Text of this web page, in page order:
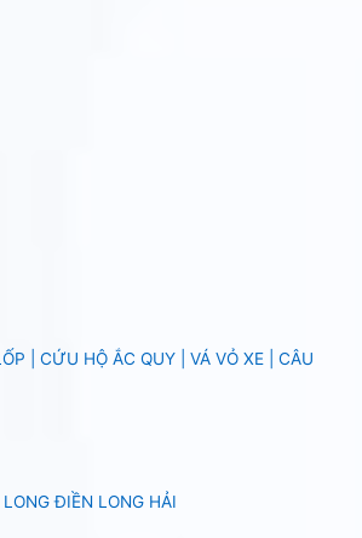
| CỨU HỘ ẮC QUY | VÁ VỎ XE | CÂU
ĐIỀN LONG HẢI